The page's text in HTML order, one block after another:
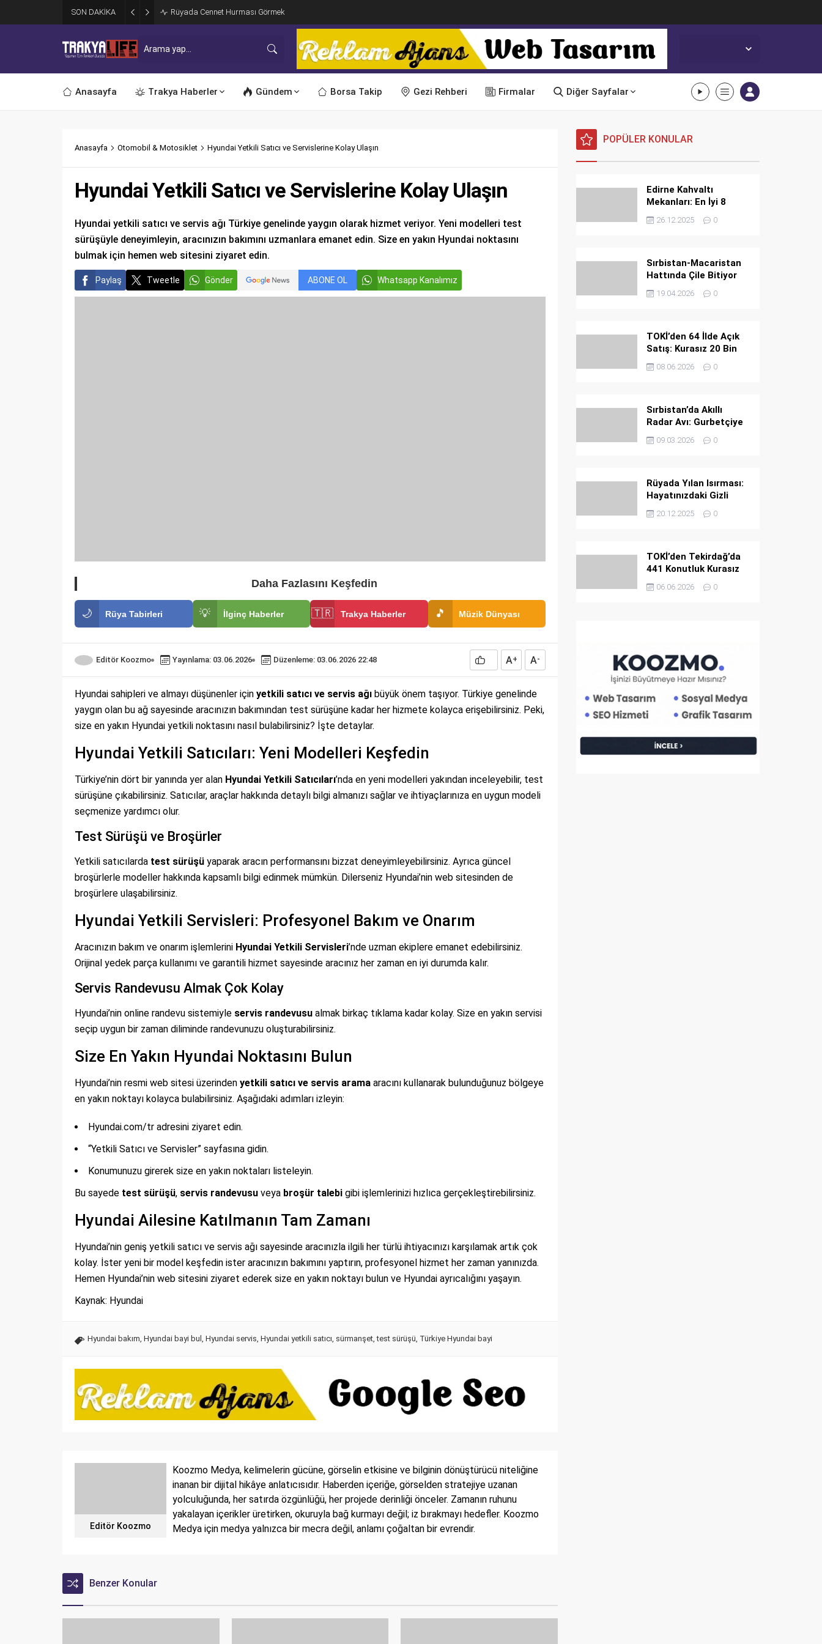
SON DAKİKA Rüyada Cennet Hurması Görmek
Anasayfa Trakya Haberler Gündem Borsa Takip Gezi Rehberi Firmalar Diğer Sayfalar
Anasayfa Otomobil & Motosiklet Hyundai Yetkili Satıcı ve Servislerine Kolay Ulaşın
Hyundai Yetkili Satıcı ve Servislerine Kolay Ulaşın
Hyundai yetkili satıcı ve servis ağı Türkiye genelinde yaygın olarak hizmet veriyor. Yeni modelleri test
sürüşüyle deneyimleyin, aracınızın bakımını uzmanlara emanet edin. Size en yakın Hyundai noktasını
bulmak için hemen web sitesini ziyaret edin.
Paylaş Tweetle Gönder ABONE OL Whatsapp Kanalımız
Daha Fazlasını Keşfedin
🌙 Rüya Tabirleri 💡 İlginç Haberler 🇹🇷 Trakya Haberler 🎵 Müzik Dünyası
Editör Koozmo Yayınlama: 03.06.2026 Düzenleme: 03.06.2026 22:48 A+ A-
Hyundai sahipleri ve almayı düşünenler için yetkili satıcı ve servis ağı büyük önem taşıyor. Türkiye genelinde
yaygın olan bu ağ sayesinde aracınızın bakımından test sürüşüne kadar her hizmete kolayca erişebilirsiniz. Peki,
size en yakın Hyundai yetkili noktasını nasıl bulabilirsiniz? İşte detaylar.
Hyundai Yetkili Satıcıları: Yeni Modelleri Keşfedin
Türkiye’nin dört bir yanında yer alan Hyundai Yetkili Satıcıları’nda en yeni modelleri yakından inceleyebilir, test
sürüşüne çıkabilirsiniz. Satıcılar, araçlar hakkında detaylı bilgi almanızı sağlar ve ihtiyaçlarınıza en uygun modeli
seçmenize yardımcı olur.
Test Sürüşü ve Broşürler
Yetkili satıcılarda test sürüşü yaparak aracın performansını bizzat deneyimleyebilirsiniz. Ayrıca güncel
broşürlerle modeller hakkında kapsamlı bilgi edinmek mümkün. Dilerseniz Hyundai’nin web sitesinden de
broşürlere ulaşabilirsiniz.
Hyundai Yetkili Servisleri: Profesyonel Bakım ve Onarım
Aracınızın bakım ve onarım işlemlerini Hyundai Yetkili Servisleri’nde uzman ekiplere emanet edebilirsiniz.
Orijinal yedek parça kullanımı ve garantili hizmet sayesinde aracınız her zaman en iyi durumda kalır.
Servis Randevusu Almak Çok Kolay
Hyundai’nin online randevu sistemiyle servis randevusu almak birkaç tıklama kadar kolay. Size en yakın servisi
seçip uygun bir zaman diliminde randevunuzu oluşturabilirsiniz.
Size En Yakın Hyundai Noktasını Bulun
Hyundai’nin resmi web sitesi üzerinden yetkili satıcı ve servis arama aracını kullanarak bulunduğunuz bölgeye
en yakın noktayı kolayca bulabilirsiniz. Aşağıdaki adımları izleyin:
Hyundai.com/tr adresini ziyaret edin.
“Yetkili Satıcı ve Servisler” sayfasına gidin.
Konumunuzu girerek size en yakın noktaları listeleyin.
Bu sayede test sürüşü, servis randevusu veya broşür talebi gibi işlemlerinizi hızlıca gerçekleştirebilirsiniz.
Hyundai Ailesine Katılmanın Tam Zamanı
Hyundai’nin geniş yetkili satıcı ve servis ağı sayesinde aracınızla ilgili her türlü ihtiyacınızı karşılamak artık çok
kolay. İster yeni bir model keşfedin ister aracınızın bakımını yaptırın, profesyonel hizmet her zaman yanınızda.
Hemen Hyundai’nin web sitesini ziyaret ederek size en yakın noktayı bulun ve Hyundai ayrıcalığını yaşayın.
Kaynak: Hyundai
Hyundai bakım, Hyundai bayi bul , Hyundai servis, Hyundai yetkili satıcı, sürmanşet,test sürüşü, Türkiye Hyundai bayi
Editör Koozmo
Koozmo Medya, kelimelerin gücüne, görselin etkisine ve bilginin dönüştürücü niteliğine
inanan bir dijital hikâye anlatıcısıdır. Haberden içeriğe, görselden stratejiye uzanan
yolculuğunda, her satırda özgünlüğü, her projede derinliği önceler. Zamanın ruhunu
yakalayan içerikler üretirken, okuruyla bağ kurmayı değil; iz bırakmayı hedefler. Koozmo
Medya için medya yalnızca bir mecra değil, anlamı çoğaltan bir evrendir.
Benzer Konular
POPÜLER KONULAR
Edirne Kahvaltı
Mekanları: En İyi 8
Mekan
26.12.2025 0
Sırbistan-Macaristan
Hattında Çile Bitiyor
19.04.2026 0
TOKİ’den 64 İlde Açık
Satış: Kurasız 20 Bin
Konut Fırsatı
08.06.2026 0
Sırbistan’da Akıllı
Radar Avı: Gurbetçiye
Ağır Ceza
09.03.2026 0
Rüyada Yılan Isırması:
Hayatınızdaki Gizli
Tehlikeler ve Büyük
Uyarılar
20.12.2025 0
TOKİ’den Tekirdağ’da
441 Konutluk Kurasız
ve Ön Başvurusuz Dev
Satış
06.06.2026 0